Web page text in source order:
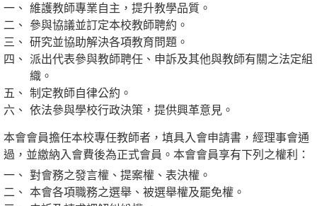
維護教師專業自主，提升教學品質。
參與協議並訂定本校教師聘約。
研究並協助解決各項教育問題。
派出代表參與教師聘任、申訴及其他與教師有關之法定組
織。
制定教師自律公約。
依法參與學校行政決策，提供興革意見。
本會會員擔任本校專任教師者，填具入會申請書，經理事會通
過，並繳納入會費後為正式會員。本會會員享有下列之權利：
對會務之發言權、提案權、表決權。
本會各項職務之選舉、被選舉權及罷免權。